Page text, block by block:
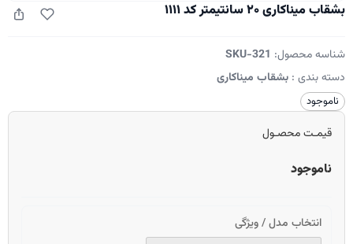
بشقاب میناکاری ۲۰ سانتیمتر کد ۱۱۱۱
شناسه محصول:SKU-321
دسته بندی : بشقاب میناکاری
ناموجود
قیمـت محصـول
ناموجود
انتخاب مدل / ویژگی